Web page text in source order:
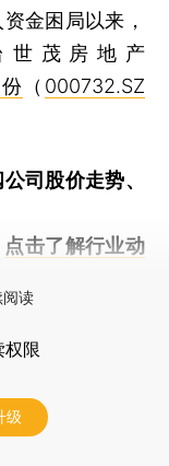
金困局以来，
世茂房地产
（ 000732.SZ
司股价走势、
点击了解行业动
阅读
权限
级